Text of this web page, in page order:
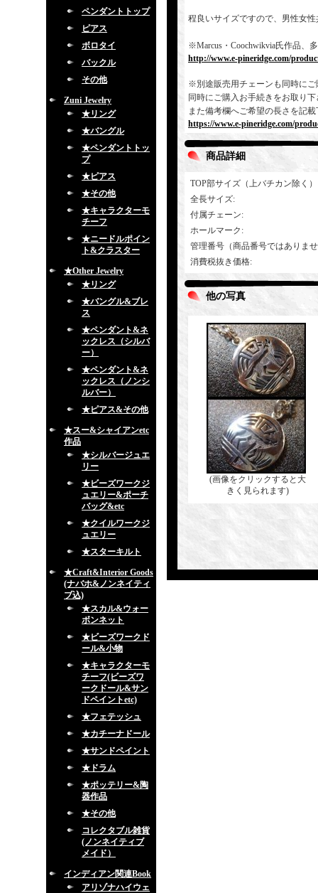
ペンダントトップ
ピアス
ボロタイ
バックル
その他
Zuni Jewelry
★リング
★バングル
★ペンダントトッ
プ
★ピアス
★その他
★キャラクターモ
チーフ
★ニードルポイン
ト&クラスター
★Other Jewelry
★リング
★バングル&ブレ
ス
★ペンダント&ネ
ックレス（シルバ
ー）
★ペンダント&ネ
ックレス（ノンシ
ルバー）
★ピアス&その他
★スー&シャイアンetc
作品
★シルバージュエ
リー
★ビーズワークジ
ュエリー&ポーチ
バッグ&etc
★クイルワークジ
ュエリー
★スターキルト
★Craft&Interior Goods
(ナバホ&ノンネイティ
ブ込)
★スカル&ウォー
ボンネット
★ビーズワークド
ール&小物
★キャラクターモ
チーフ(ビーズワ
ークドール&サン
ドペイントetc)
★フェテッシュ
★カチーナドール
★サンドペイント
★ドラム
★ポッテリー&陶
器作品
★その他
コレクタブル雑貨
(ノンネイティブ
メイド）
インディアン関連Book
アリゾナハイウェ
程良いサイズですので、男性女
※Marcus・Coochwikvia氏作品、
http://www.e-pineridge.com/
※別途販売用チェーンも同時に
同時にご購入お手続きをお取り
また備考欄へご希望の長さを記
https://www.e-pineridge.com/
商品詳細
TOP部サイズ（上バチカン除く）
全長サイズ:
付属チェーン:
ホールマーク :
管理番号（商品番号ではありま
消費税抜き価格:
他の写真
(画像をクリックすると大
きく見られます)